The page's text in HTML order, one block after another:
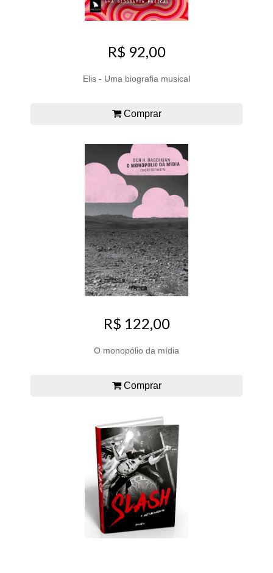
R$ 92,00
Elis - Uma biografia musical
Comprar
R$ 122,00
O monopólio da mídia
Comprar